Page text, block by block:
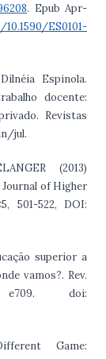
. Epub Apr-
ES0101-
Espinola.
docente:
Revistas
jul.
(2013)
of Higher
501-522, DOI:
superior a
vamos?. Rev.
doi:
Game: